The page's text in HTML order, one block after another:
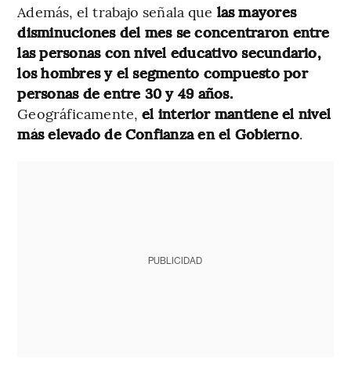
Además, el trabajo señala que las mayores
disminuciones del mes se concentraron entre
las personas con nivel educativo secundario,
los hombres y el segmento compuesto por
personas de entre 30 y 49 años.
Geográficamente,el interior mantiene el nivel
más elevado de Confianza en el Gobierno.
PUBLICIDAD